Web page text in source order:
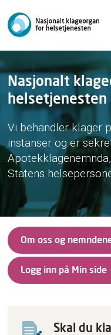
Nasjonalt
helsetjenesten
Vi behandler klager
instanser og er
Statens
Om oss og
Logg inn på Min side
Skal du